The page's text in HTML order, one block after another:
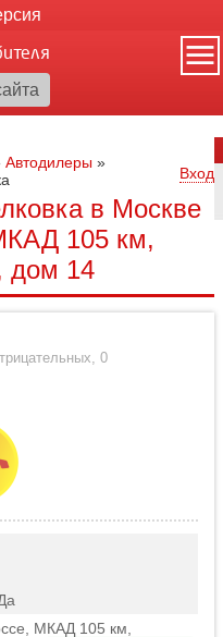
Автодилеры »
Вход
в Москве
105 км,
дом 14
, 0
МКАД 105 км,